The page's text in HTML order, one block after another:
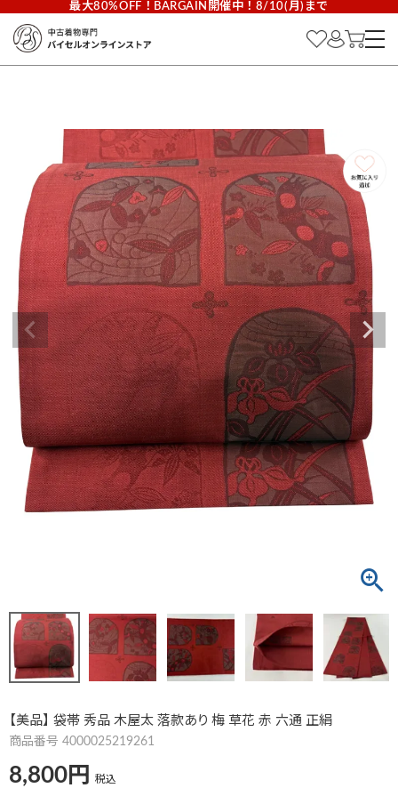
最大80%OFF！BARGAIN開催中！8/10(月)まで
【美品】 袋帯 秀品 木屋太 落款あり 梅 草花 赤 六通 正絹
商品番号 4000025219261
8,800 税込